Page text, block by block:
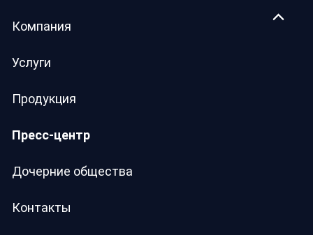
Компания
Услуги
Продукция
Пресс-центр
Дочерние общества
Контакты